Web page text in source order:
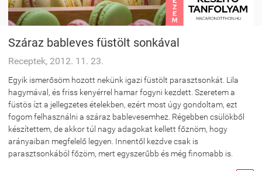
Száraz bableves füstölt sonkával
Receptek, 2012. 11. 23.
Egyik ismerősöm hozott nekünk igazi füstölt parasztsonkát. Lila
hagymával, és friss kenyérrel hamar fogyni kezdett. Szeretem a
füstös ízt a jellegzetes ételekben, ezért most úgy gondoltam, ezt
fogom felhasználni a száraz bablevesemhez. Régebben csülökből
készítettem, de akkor túl nagy adagokat kellett főznöm, hogy
arányaiban megfelelő legyen. Innentől kezdve csak is
parasztsonkából főzöm, mert egyszerűbb és még finomabb is.